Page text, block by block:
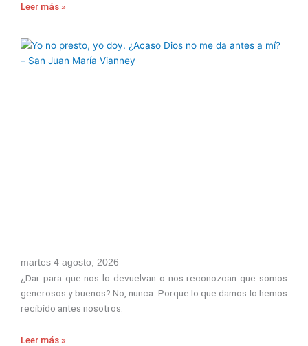
Leer más »
martes 4 agosto, 2026
¿Dar para que nos lo devuelvan o nos reconozcan que somos
generosos y buenos? No, nunca. Porque lo que damos lo hemos
recibido antes nosotros.
Leer más »